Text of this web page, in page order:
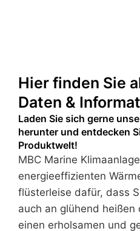
Hier finden Sie
Daten &
Laden Sie sich gerne
herunter und entdecken
Produktwelt!
MBC Marine
energieeffizienten
flüsterleise dafür, dass
auch an glühend heißen
einen erholsamen und